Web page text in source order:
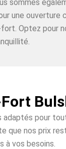
sommes
une
Optez pour
adaptés pour
que nos prix
à vos besoins.